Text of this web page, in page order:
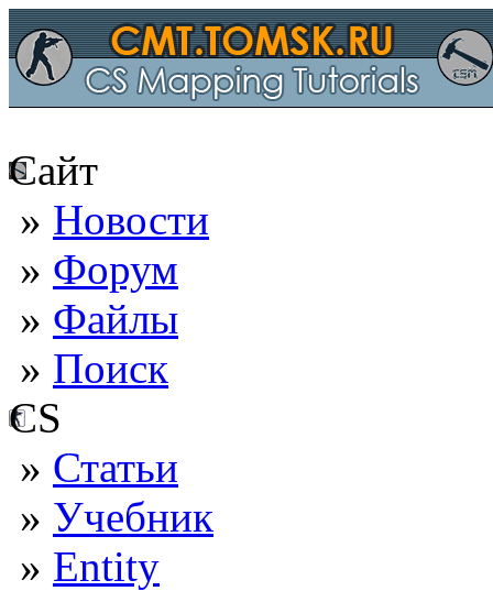
Сайт
» Новости
» Форум
» Файлы
» Поиск
CS
» Статьи
» Учебник
» Entity